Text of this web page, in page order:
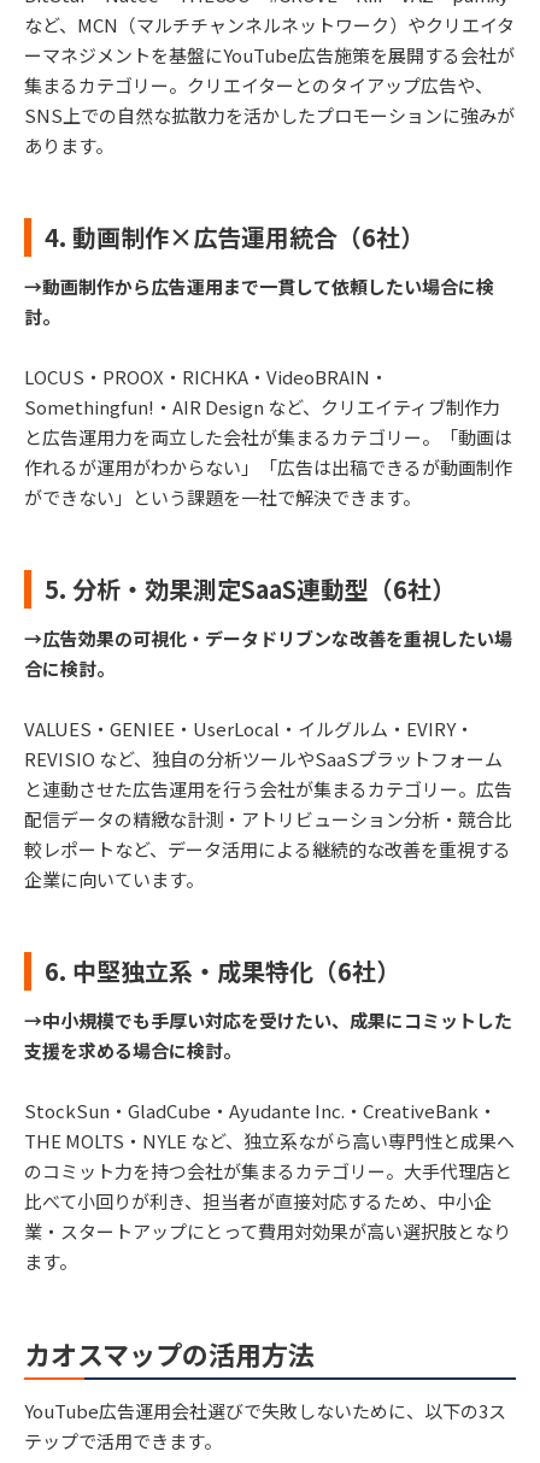
など、MCN（マルチチャンネルネットワーク）やクリエイタ
ーマネジメントを基盤にYouTube広告施策を展開する会社が
集まるカテゴリー。クリエイターとのタイアップ広告や、
SNS上での自然な拡散力を活かしたプロモーションに強みが
あります。
4. 動画制作×広告運用統合（6社）
→動画制作から広告運用まで一貫して依頼したい場合に検
討。
LOCUS・PROOX・RICHKA・VideoBRAIN・
Somethingfun!・AIR Design など、クリエイティブ制作力
と広告運用力を両立した会社が集まるカテゴリー。「動画は
作れるが運用がわからない」「広告は出稿できるが動画制作
ができない」という課題を一社で解決できます。
5. 分析・効果測定SaaS連動型（6社）
→広告効果の可視化・データドリブンな改善を重視したい場
合に検討。
VALUES・GENIEE・UserLocal・イルグルム・EVIRY・
REVISIO など、独自の分析ツールやSaaSプラットフォーム
と連動させた広告運用を行う会社が集まるカテゴリー。広告
配信データの精緻な計測・アトリビューション分析・競合比
較レポートなど、データ活用による継続的な改善を重視する
企業に向いています。
6. 中堅独立系・成果特化（6社）
→中小規模でも手厚い対応を受けたい、成果にコミットした
支援を求める場合に検討。
StockSun・GladCube・Ayudante Inc.・CreativeBank・
THE MOLTS・NYLE など、独立系ながら高い専門性と成果へ
のコミット力を持つ会社が集まるカテゴリー。大手代理店と
比べて小回りが利き、担当者が直接対応するため、中小企
業・スタートアップにとって費用対効果が高い選択肢となり
ます。
カオスマップの活用方法
YouTube広告運用会社選びで失敗しないために、以下の3ス
テップで活用できます。